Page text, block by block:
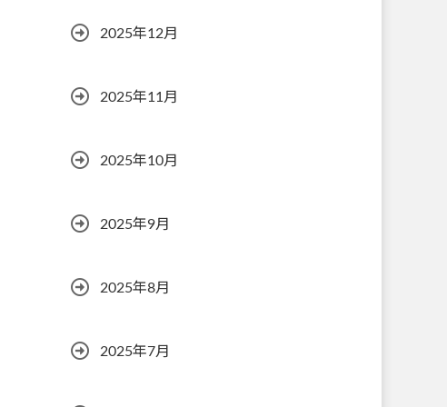
2025年12月
2025年11月
2025年10月
2025年9月
2025年8月
2025年7月